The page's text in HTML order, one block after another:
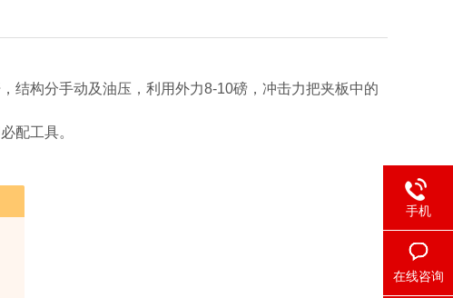
结构分手动及油压，利用外力8-10磅，冲击力把夹板中的
配工具。
手机
在线咨询